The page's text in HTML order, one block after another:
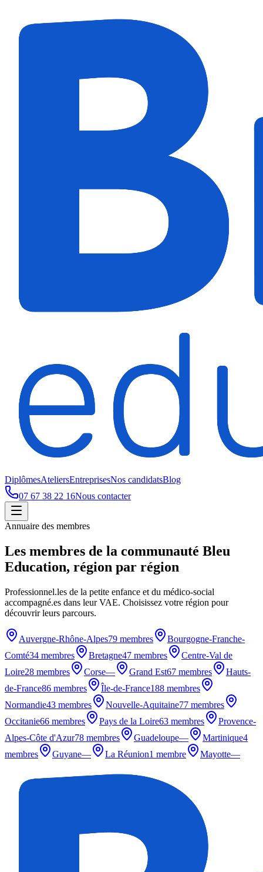
DiplômesAteliersEntreprisesNos candidatsBlog
07 67 38 22 16Nous contacter
Annuaire des membres
Les membres de la communauté Bleu
Education, région par région
Professionnel.les de la petite enfance et du médico-social
accompagné.es dans leur VAE. Choisissez votre région pour
découvrir leurs parcours.
Auvergne-Rhône-Alpes79 membres
Bourgogne-Franche-
Comté34 membres Bretagne47 membres
Centre-Val de
Loire28 membres Corse— Grand Est67 membres
Hauts-
de-France86 membres Île-de-France188 membres
Normandie43 membres Nouvelle-Aquitaine77 membres
Occitanie66 membres Pays de la Loire63 membres
Provence-
Alpes-Côte d'Azur78 membres Guadeloupe— Martinique4
membres
Guyane— La Réunion1 membre Mayotte—